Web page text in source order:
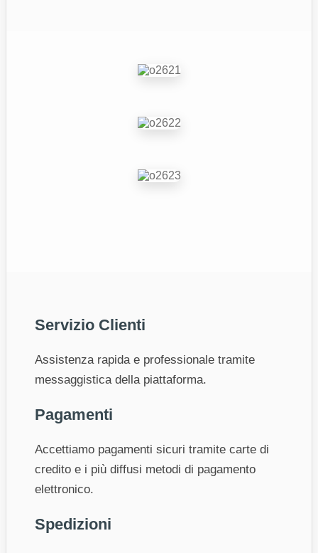
Servizio Clienti
Assistenza rapida e professionale tramite
messaggistica della piattaforma.
Pagamenti
Accettiamo pagamenti sicuri tramite carte di
credito e i più diffusi metodi di pagamento
elettronico.
Spedizioni